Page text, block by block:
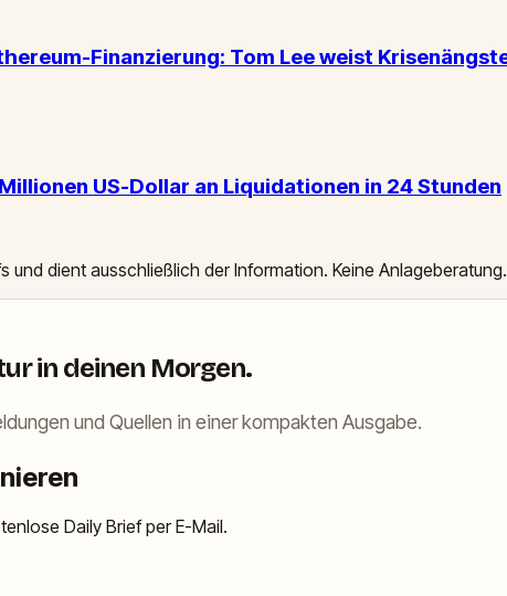
Finanzierung: Tom Lee weist
US-Dollar an Liquidationen in 24 Stunden
und dient ausschließlich der Information. Keine Anlageberatung.
in deinen Morgen.
und Quellen in einer kompakten Ausgabe.
Daily Brief per E-Mail.